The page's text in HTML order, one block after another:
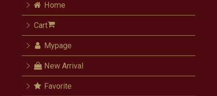
Home
Cart
Mypage
New Arrival
Favorite